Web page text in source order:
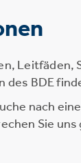
Leitfäden,
BDE
nach
Sie uns